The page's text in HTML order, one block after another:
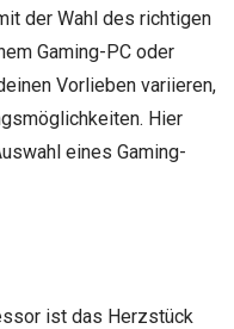
der Wahl des richtigen
Gaming-PC oder
Vorlieben variieren,
Hier
eines Gaming-
ist das Herzstück